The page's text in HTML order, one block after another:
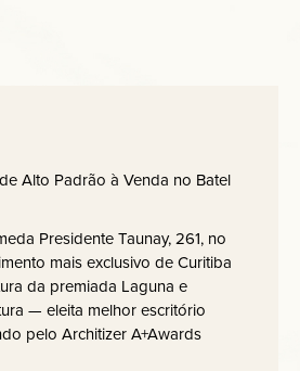
Alto Padrão à Venda no Batel
Presidente Taunay, 261, no
mais exclusivo de Curitiba
da premiada Laguna e
— eleita melhor escritório
pelo Architizer A+Awards